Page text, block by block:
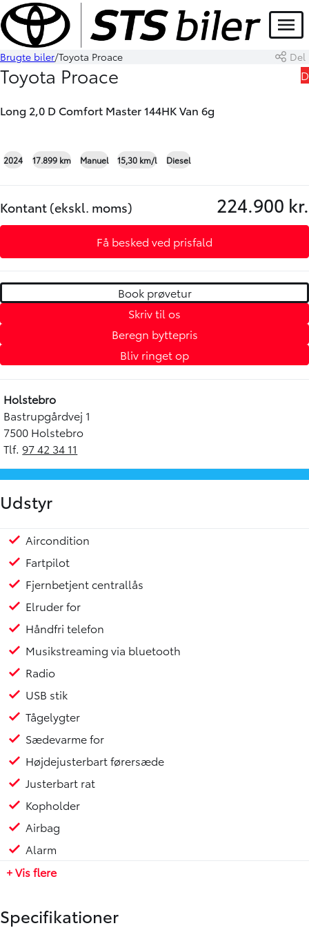
Menu
Book prøvetur
Brugte biler Toyota Proace Del
Toyota Proace
Long 2,0 D Comfort Master 144HK Van 6g
D
2024 17.899 km Manuel 15,30 km/l Diesel
Kontant (ekskl. moms) 224.900 kr.
Få besked ved prisfald
Book prøvetur
Skriv til os
Beregn byttepris
Bliv ringet op
Holstebro
Bastrupgårdvej 1
7500 Holstebro
Tlf.97 42 34 11
Udstyr
Aircondition
Fartpilot
Fjernbetjent centrallås
Elruder for
Håndfri telefon
Musikstreaming via bluetooth
Radio
USB stik
Tågelygter
Sædevarme for
Højdejusterbart førersæde
Justerbart rat
Kopholder
Airbag
Alarm
ESP
1 ejer
+ Vis flere
Specifikationer